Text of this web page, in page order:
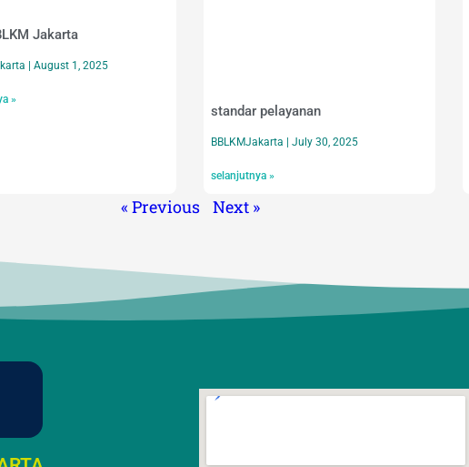
Jakarta
August 1, 2025
»
standar pelayanan
BBLKMJakarta July 30, 2025
selanjutnya »
« Previous Next »